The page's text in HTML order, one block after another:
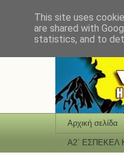
Αρχική σελίδα
Α2΄ ΕΣΠΕΚΕΛ
This site uses
are shared with
statistics, and to